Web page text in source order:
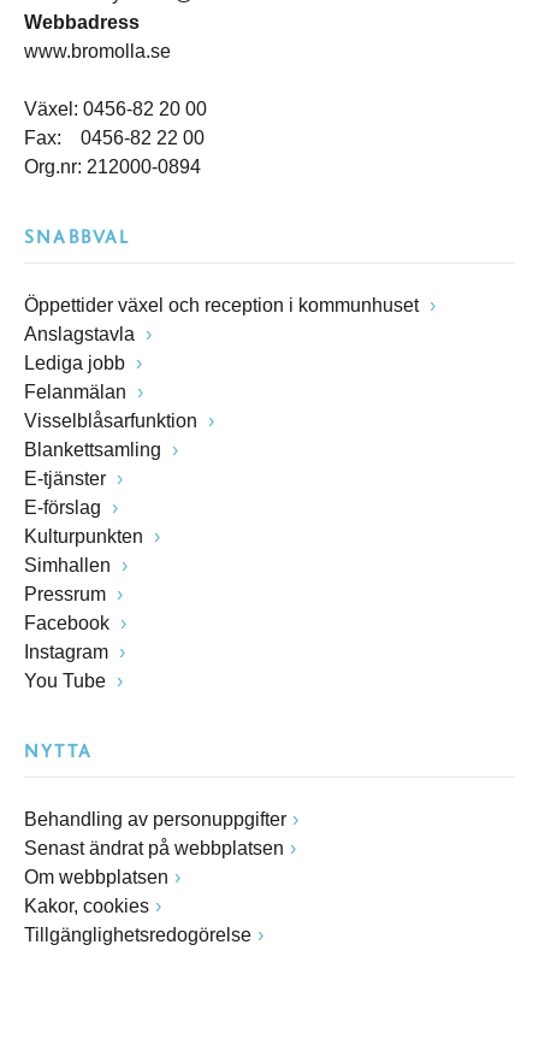
Webbadress
www.bromolla.se
Växel: 0456-82 20 00
Fax: 0456-82 22 00
Org.nr: 212000-0894
SNABBVAL
Öppettider växel och reception i kommunhuset
Anslagstavla
Lediga jobb
Felanmälan
Visselblåsarfunktion
Blankettsamling
E-tjänster
E-förslag
Kulturpunkten
Simhallen
Pressrum
Facebook
Instagram
You Tube
NYTTA
Behandling av personuppgifter
Senast ändrat på webbplatsen
Om webbplatsen
Kakor, cookies
Tillgänglighetsredogörelse